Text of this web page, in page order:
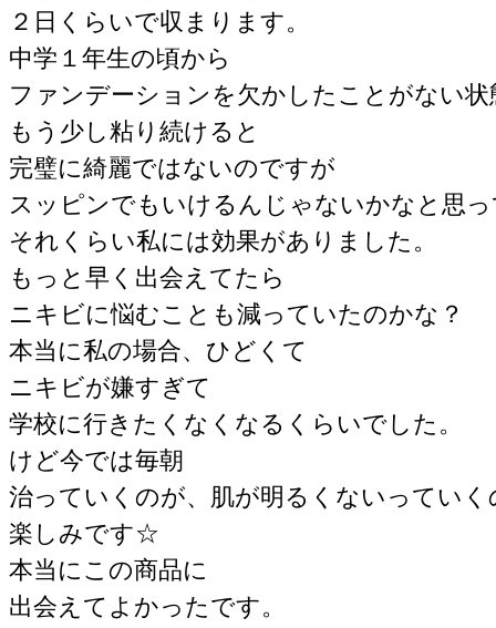
２日くらいで収まります。
中学１年生の頃から
ファンデーションを欠かしたことがない
もう少し粘り続けると
完璧に綺麗ではないのですが
スッピンでもいけるんじゃないかなと思
それくらい私には効果がありました。
もっと早く出会えてたら
ニキビに悩むことも減っていたのかな？
本当に私の場合、ひどくて
ニキビが嫌すぎて
学校に行きたくなくなるくらいでした。
けど今では毎朝
治っていくのが、肌が明るくないっていく
楽しみです☆
本当にこの商品に
出会えてよかったです。